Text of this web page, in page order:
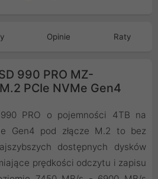
Opinie Raty
990 PRO MZ-
PCIe NVMe Gen4
PRO o pojemności 4TB na
Gen4 pod złącze M.2 to bez
dostępnych dysków
prędkości odczytu i zapisu